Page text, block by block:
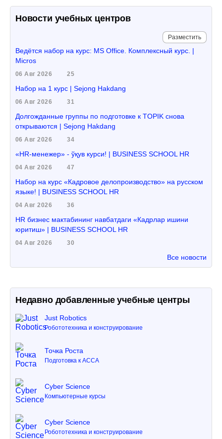
Новости учебных центров
Разместить
Ведётся набор на курс: MS Office. Комплексный курс. |
Micros
06 Авг 2026 25
Набор на 1 курс | Sejong Hakdang
06 Авг 2026 31
Долгожданные группы по подготовке к TOPIK снова
открываются | Sejong Hakdang
06 Авг 2026 34
«HR-менежер» - ўқув курси! | BUSINESS SCHOOL HR
04 Авг 2026 47
Набор на курс «Кадровое делопроизводство» на русском
языке! | BUSINESS SCHOOL HR
04 Авг 2026 36
HR бизнес мактабининг навбатдаги «Кадрлар ишини
юритиш» | BUSINESS SCHOOL HR
04 Авг 2026 30
Все новости
Недавно добавленные учебные центры
Just Robotics
Робототехника и конструирование
Точка Роста
Подготовка к ACCA
Cyber Science
Компьютерные курсы
Cyber Science
Робототехника и конструирование